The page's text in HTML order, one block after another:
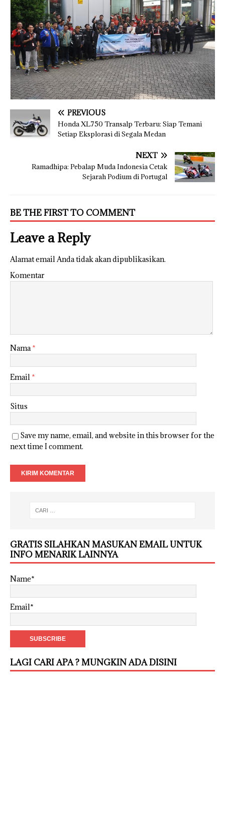
PREVIOUS
Honda XL750 Transalp Terbaru: Siap Temani
Setiap Eksplorasi di Segala Medan
NEXT
Ramadhipa: Pebalap Muda Indonesia Cetak
Sejarah Podium di Portugal
BE THE FIRST TO COMMENT
Leave a Reply
Alamat email Anda tidak akan dipublikasikan.
Komentar
Nama*
Email *
Situs
Save my name, email, and website in this browser for the
next time I comment.
GRATIS SILAHKAN MASUKAN EMAIL UNTUK
INFO MENARIK LAINNYA
Name*
Email*
LAGI CARI APA ? MUNGKIN ADA DISINI